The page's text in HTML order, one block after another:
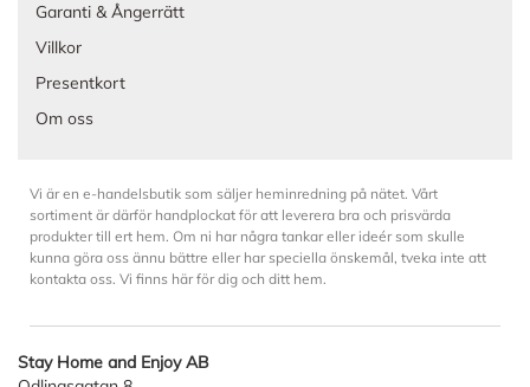
Garanti & Ångerrätt
Villkor
Presentkort
Om oss
Vi är en e-handelsbutik som säljer heminredning på nätet. Vårt
sortiment är därför handplockat för att leverera bra och prisvärda
produkter till ert hem. Om ni har några tankar eller ideér som skulle
kunna göra oss ännu bättre eller har speciella önskemål, tveka inte att
kontakta oss. Vi finns här för dig och ditt hem.
Stay Home and Enjoy AB